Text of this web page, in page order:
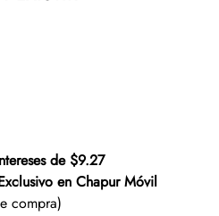
de $9.27
en Chapur Móvil
compra)